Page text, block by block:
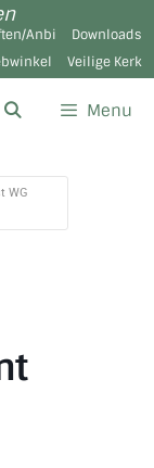
Anbi
Downloads
Veilige Kerk
Menu
WG